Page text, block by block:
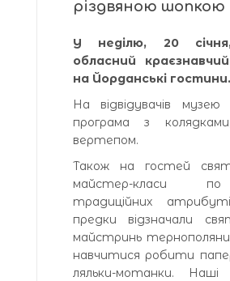
різдвяною шопкою
У неділю, 20 січня,
обласний
на Йорданські гостини.
На відвідувачів музею
програма з
вертепом.
Також на гостей
майстер-класи
традиційних
предки відзначали
майстринь
навчитися робити
ляльки-мотанки.